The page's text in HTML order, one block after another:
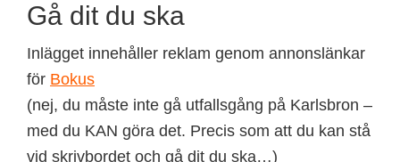
Gå dit du ska
Inlägget innehåller reklam genom annonslänkar
för Bokus
(nej, du måste inte gå utfallsgång på Karlsbron –
med du KAN göra det. Precis som att du kan stå
vid skrivbordet och gå dit du ska…)